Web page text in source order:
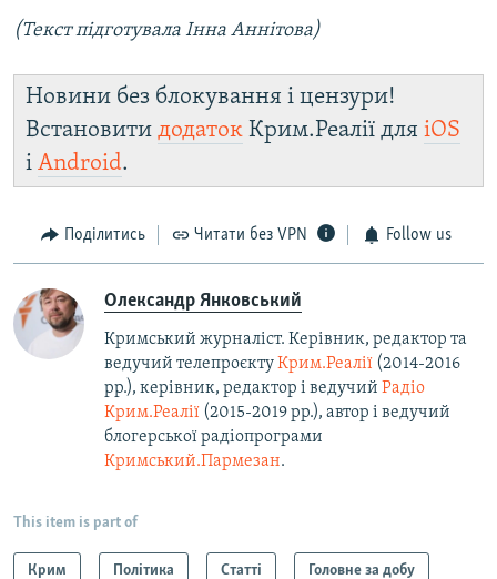
(Текст підготувала Інна Аннітова)
Новини без блокування і цензури!
Встановити додаток Крим.Реалії для iOS
і Android.
Поділитись Читати без VPN Follow us
Олександр Янковський
Кримський журналіст. Керівник, редактор та
ведучий телепроєктуКрим.Реалії (2014-2016
рр.), керівник, редактор і ведучий Радіо
Крим.Реалії (2015-2019 рр.), автор і ведучий
блогерської радіопрограми
Кримський.Пармезан.​
This item is part of
Крим Політика Статті Головне за добу